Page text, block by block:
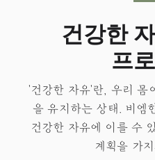
건강한
프
'건강한 자유'란, 우리 몸
을 유지하는 상태.​ 비엠
건강한 자유에 이를 수
계획을 가